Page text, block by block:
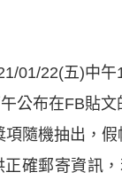
01/22(五)中午
公布在FB貼文
隨機抽出，假
確郵寄資訊